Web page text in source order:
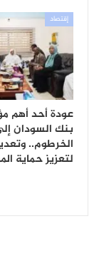
إقتصاد
عودة أحد أهم
بنك السودان
الخرطوم..
لتعزيز حماية